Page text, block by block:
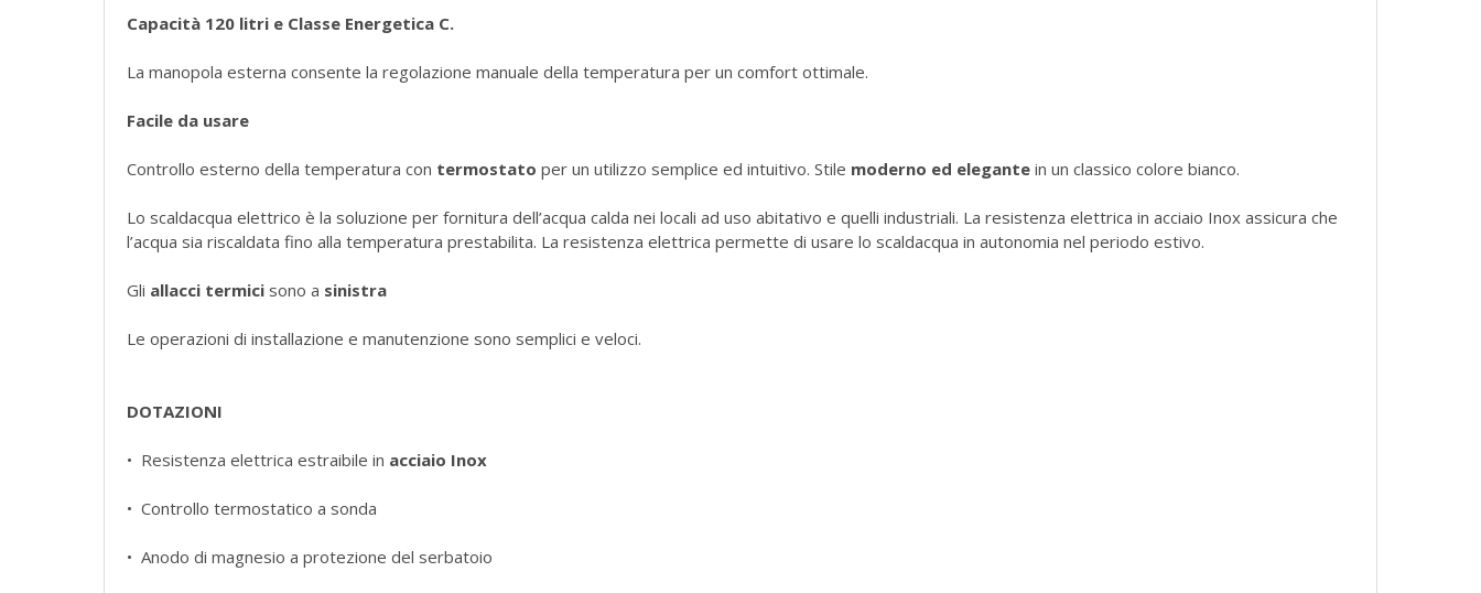
Capacità 120 litri e Classe Energetica C.
La manopola esterna consente la regolazione manuale della temperatura per un comfort ottimale.
Facile da usare
Controllo esterno della temperatura con termostato per un utilizzo semplice ed intuitivo. Stile moderno ed elegantein un classico colore bianco.
Lo scaldacqua elettrico è la soluzione per fornitura dell’acqua calda nei locali ad uso abitativo e quelli industriali. La resistenza elettrica in acciaio Inox assicura che
l’acqua sia riscaldata fino alla temperatura prestabilita. La resistenza elettrica permette di usare lo scaldacqua in autonomia nel periodo estivo.
Gli allacci termici sono a sinistra
Le operazioni di installazione e manutenzione sono semplici e veloci.
DOTAZIONI
• Resistenza elettrica estraibile in acciaio Inox
• Controllo termostatico a sonda
• Anodo di magnesio a protezione del serbatoio